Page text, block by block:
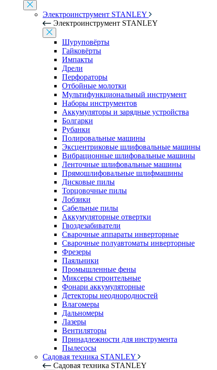
Электроинструмент STANLEY
Электроинструмент STANLEY
Шуруповёрты
Гайковёрты
Импакты
Дрели
Перфораторы
Отбойные молотки
Мультифункциональный инструмент
Наборы инструментов
Аккумуляторы и зарядные устройства
Болгарки
Рубанки
Полировальные машины
Эксцентриковые шлифовальные машины
Вибрационные шлифовальные машины
Ленточные шлифовальные машины
Прямошлифовальные шлифмашины
Дисковые пилы
Торцовочные пилы
Лобзики
Сабельные пилы
Аккумуляторные отвертки
Гвоздезабиватели
Сварочные аппараты инверторные
Сварочные полуавтоматы инверторные
Фрезеры
Паяльники
Промышленные фены
Миксеры строительные
Фонари аккумуляторные
Детекторы неоднородностей
Влагомеры
Дальномеры
Лазеры
Вентиляторы
Принадлежности для инструмента
Пылесосы
Садовая техника STANLEY
Садовая техника STANLEY